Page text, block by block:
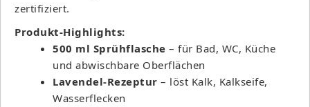
zertifiziert.
Produkt-Highlights:
500 ml Sprühflasche – für Bad, WC, Küche
und abwischbare Oberflächen
Lavendel-Rezeptur – löst Kalk, Kalkseife,
Wasserflecken